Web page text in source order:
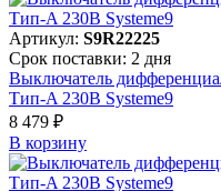
Артикул: S9R22225
Срок поставки: 2 дня
Выключатель
Тип-A 230В Systeme9
8 479 ₽
В корзинy